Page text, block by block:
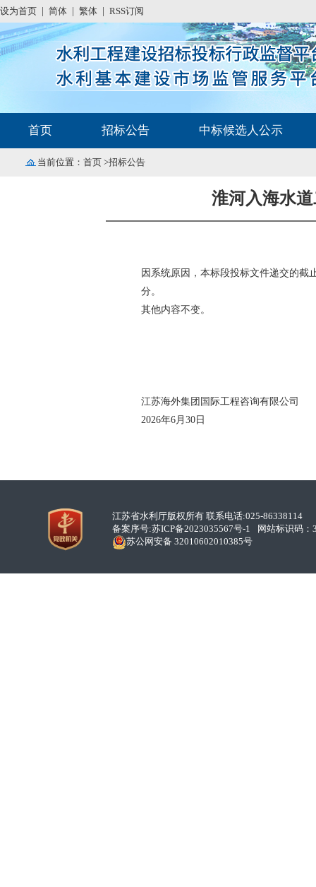
设为首页 简体 繁体 RSS订阅
首页 招标公告 中标候选人公示
当前位置： 首页 >招标公告
淮河入海水
因系统原因， 本标段投标文件递交的截
分。
其他内容不变。
江苏海外集团国际工程咨询有限公司
2026年6月 30 日
江苏省水利厅版权所有 联系电话:025-86338114
备案序号:苏ICP备2023035567号-1
网站标识码：
苏公网安备 32010602010385号